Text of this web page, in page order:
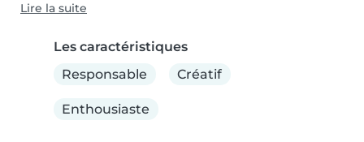
Lire la suite
Les caractéristiques
Responsable
Créatif
Enthousiaste